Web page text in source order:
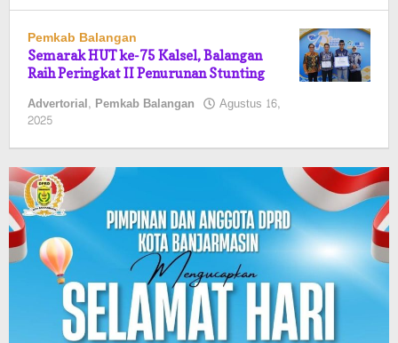
Pemkab Balangan
Semarak HUT ke-75 Kalsel, Balangan
Raih Peringkat II Penurunan Stunting
Advertorial, Pemkab Balangan Agustus 16,
2025